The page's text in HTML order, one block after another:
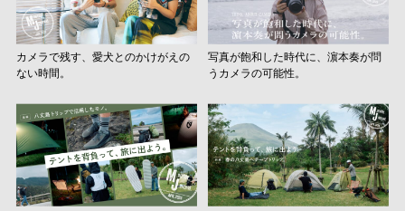
カメラで残す、愛犬とのかけがえの
ない時間。
写真が飽和した時代に、濵本奏が問
うカメラの可能性。